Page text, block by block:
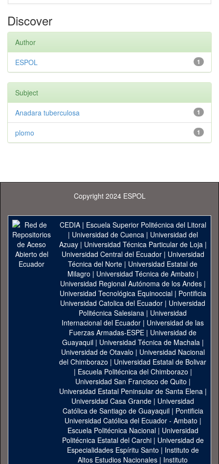
Discover
Author
1
ESPOL
Subject
1
Anadara tuberculosa
1
plomo
Copyright 2024 ESPOL
CEDIA| Escuela Superior Politécnica del Litoral
| Universidad de Cuenca| Universidad del
Azuay| Universidad Técnica Particular de Loja|
Universidad Central del Ecuador| Universidad
Técnica del Norte | Universidad Estatal de
Milagro | Universidad Técnica de Ambato |
Universidad Regional Autónoma de los Andes|
Universidad Tecnológica Equinoccial| Pontificia
Universidad Catolica del Ecuador | Universidad
Politécnica Salesiana | Universidad
Internacional del Ecuador | Universidad de las
Fuerzas Armadas-ESPE | Universidad de
Guayaquil| Universidad Técnica de Machala|
Universidad de Otavalo | Universidad Nacional
del Chimborazo | Universidad Estatal de Bolivar
| Escuela Politécnica del Chimborazo |
Universidad San Francisco de Quito |
Universidad Estatal Peninsular de Santa Elena|
Universidad Casa Grande | Universidad
Católica de Santiago de Guayaquil| Pontificia
Universidad Católica del Ecuador - Ambato |
Escuela Politécnica Nacional| Universidad
Politécnica Estatal del Carchi| Universidad de
Especialidades Espíritu Santo | Instituto de
Altos Estudios Nacionales | Instituto